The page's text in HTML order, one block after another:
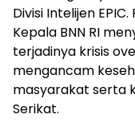
Divisi Intelijen
Kepala BNN RI
terjadinya krisis
mengancam
masyarakat serta
Serikat.